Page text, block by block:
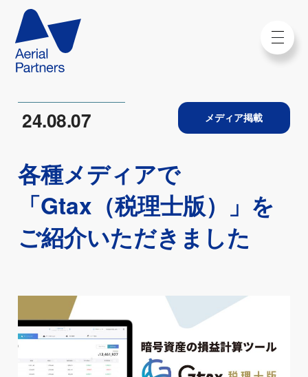
24.08.07 メディア掲載
各種メディアで
「Gtax（税理士版）」を
ご紹介いただきました